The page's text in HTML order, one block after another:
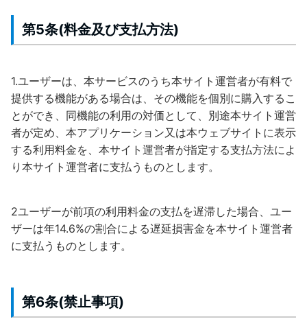
第5条(料金及び支払方法)
1.ユーザーは、本サービスのうち本サイト運営者が有料で
提供する機能がある場合は、その機能を個別に購入するこ
とができ、同機能の利用の対価として、別途本サイト運営
者が定め、本アプリケーション又は本ウェブサイトに表示
する利用料金を、本サイト運営者が指定する支払方法によ
り本サイト運営者に支払うものとします。
2ユーザーが前項の利用料金の支払を遅滞した場合、ユー
ザーは年14.6%の割合による遅延損害金を本サイト運営者
に支払うものとします。
第6条(禁止事項)